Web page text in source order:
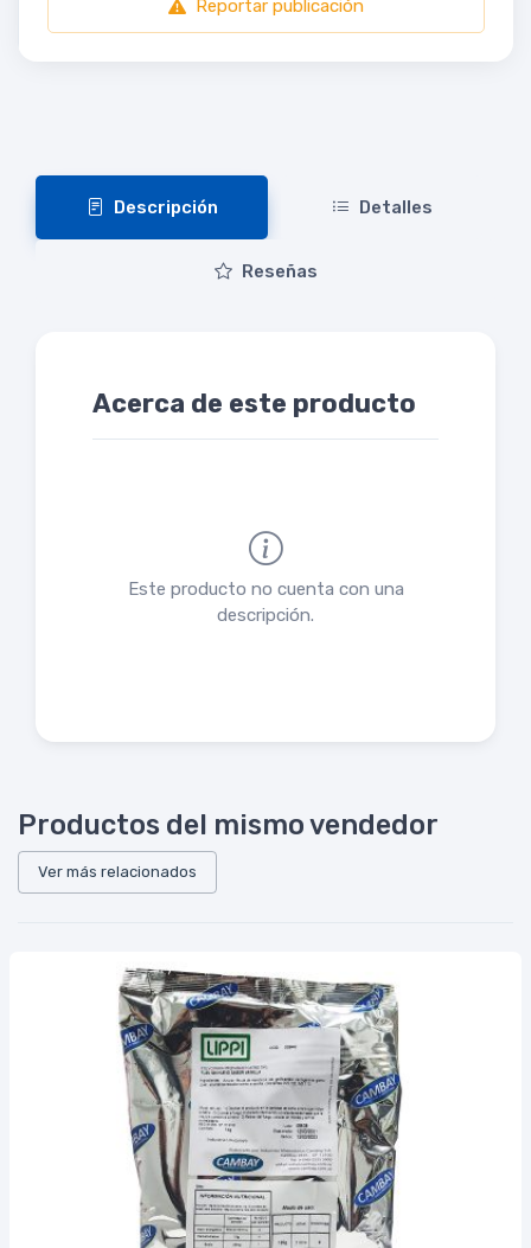
Reportar publicación
Descripción Detalles
Reseñas
Acerca de este producto
Este producto no cuenta con una
descripción.
Productos del mismo vendedor
Ver más relacionados